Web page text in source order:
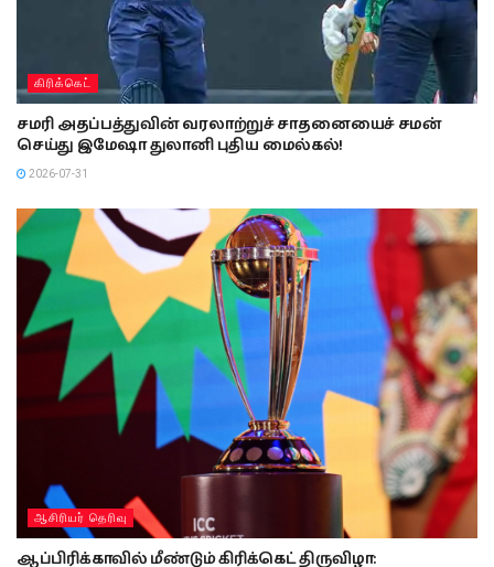
கிரிக்கெட்
சமரி அதப்பத்துவின் வரலாற்றுச் சாதனையைச் சமன்
செய்து இமேஷா துலானி புதிய மைல்கல்!
2026-07-31
ஆசிரியர் தெரிவு
ஆப்பிரிக்காவில் மீண்டும் கிரிக்கெட் திருவிழா: